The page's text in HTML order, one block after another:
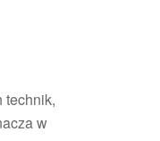
technik,
w